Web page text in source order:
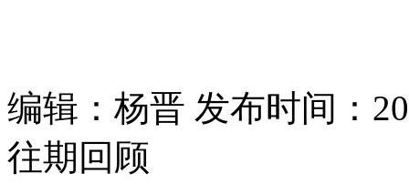
编辑：杨晋 发布时间：
往期回顾